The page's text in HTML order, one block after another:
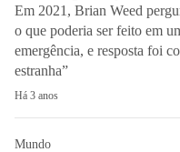
Em 2021, Brian Weed
o que poderia ser feito em
emergência, e resposta foi
estranha”
Há 3 anos
Mundo